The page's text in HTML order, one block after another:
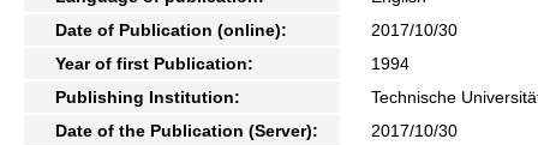
Date of Publication (online):
2017/10/30
Year of first Publication:
1994
Publishing Institution:
Technische
Date of the Publication (Server):
2017/10/30